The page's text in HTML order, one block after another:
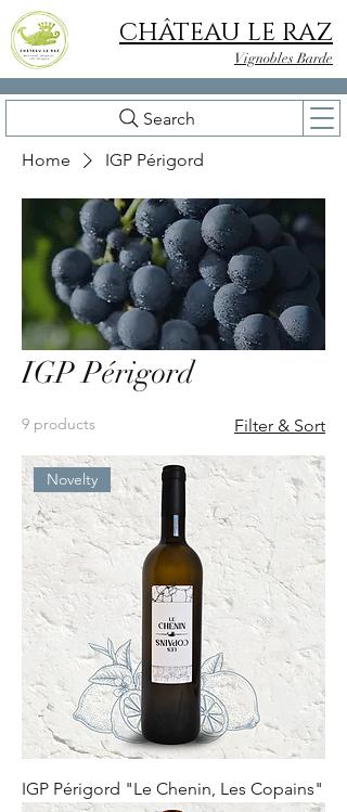
Search
CHÂTEAU LE RAZ
Vignobles Barde
Home IGP Périgord
IGP Périgord
9 products Filter & Sort
Novelty
IGP Périgord "Le Chenin, Les Copains"